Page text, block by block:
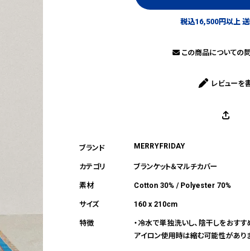
税込16,500円以上
この商品についての
レビューを
MERRYFRIDAY
ブランケット＆マルチカバー
Cotton 30% / Polyester 70%
160 x 210cm
・冷水で単独洗いし、陰干しをおすす
アイロン使用時は縮む可能性がありま